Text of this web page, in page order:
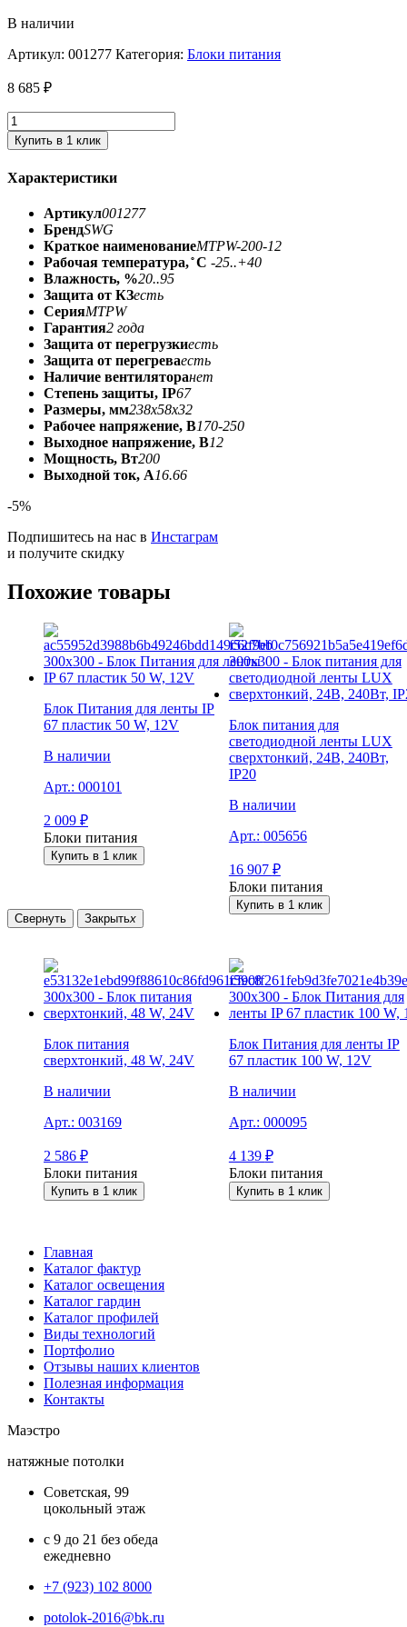
В наличии
Артикул: 001277 Категория: Блоки питания
8 685 ₽
Купить в 1 клик
Характеристики
Артикул001277
БрендSWG
Краткое наименованиеMTPW-200-12
Рабочая температура, ̊ С -25..+40
Влажность, %20..95
Защита от КЗесть
СерияMTPW
Гарантия2 года
Защита от перегрузкиесть
Защита от перегреваесть
Наличие вентиляторанет
Степень защиты, IP67
Размеры, мм238x58x32
Рабочее напряжение, В170-250
Выходное напряжение, В12
Мощность, Вт200
Выходной ток, А16.66
-5%
Подпишитесь на нас в Инстаграм
и получите скидку
Похожие товары
Блок Питания для ленты IP
67 пластик 50 W, 12V
В наличии
Арт.: 000101
2 009 ₽
Блоки питания
Купить в 1 клик
Блок питания для
светодиодной ленты LUX
сверхтонкий, 24В, 240Вт,
IP20
В наличии
Арт.: 005656
16 907 ₽
Блоки питания
Купить в 1 клик
Блок питания
сверxтонкий, 48 W, 24V
В наличии
Арт.: 003169
2 586 ₽
Блоки питания
Купить в 1 клик
Блок Питания для ленты IP
67 пластик 100 W, 12V
В наличии
Арт.: 000095
4 139 ₽
Блоки питания
Купить в 1 клик
Свернуть Закрытьx
Главная
Каталог фактур
Каталог освещения
Каталог гардин
Каталог профилей
Виды технологий
Портфолио
Отзывы наших клиентов
Полезная информация
Контакты
Маэстро
натяжные потолки
Советская, 99
цокольный этаж
с 9 до 21 без обеда
ежедневно
+7 (923) 102 8000
potolok-2016@bk.ru